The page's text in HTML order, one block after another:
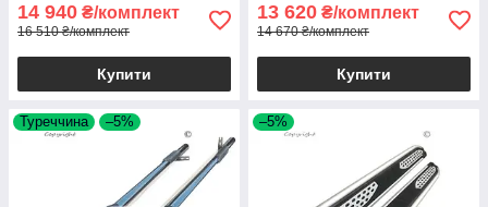
14 940 ₴/комплект
16 510 ₴/комплект
Купити
13 620 ₴/комплект
14 670 ₴/комплект
Купити
Туреччина –5% –5%